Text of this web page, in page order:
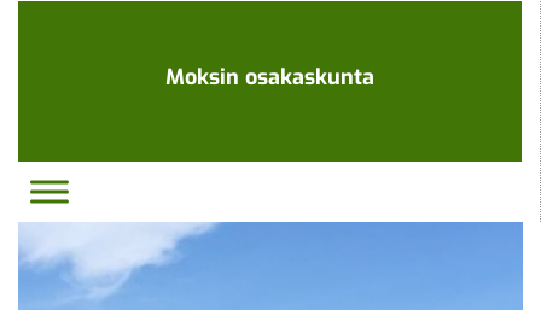
Moksin osakaskunta